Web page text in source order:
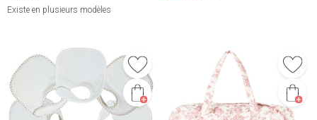
Existe en plusieurs modèles